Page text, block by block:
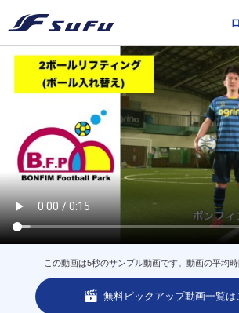
この動画は5秒のサンプル動画です。動画の平均時
無料ピックアップ動画一覧は